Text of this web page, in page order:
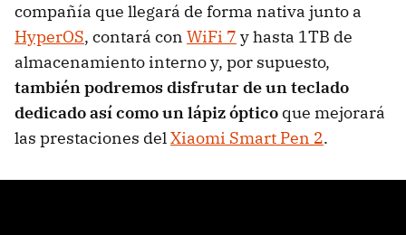
compañía que llegará de forma nativa junto a
HyperOS, contará con WiFi 7 y hasta 1TB de
almacenamiento interno y, por supuesto,
también podremos disfrutar de un teclado
dedicado así como un lápiz óptico que mejorará
las prestaciones delXiaomi Smart Pen 2.